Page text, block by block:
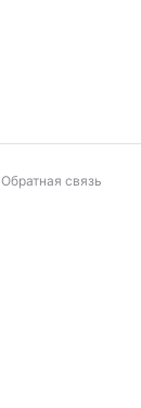
Обратная связь